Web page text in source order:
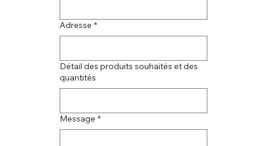
Adresse *
Détail des produits souhaités et des
quantités
Message *